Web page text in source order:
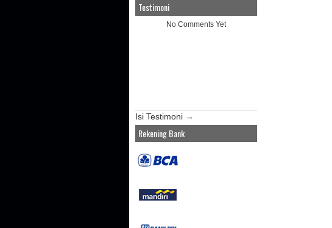
Testimoni
No Comments Yet
Isi Testimoni →
Rekening Bank